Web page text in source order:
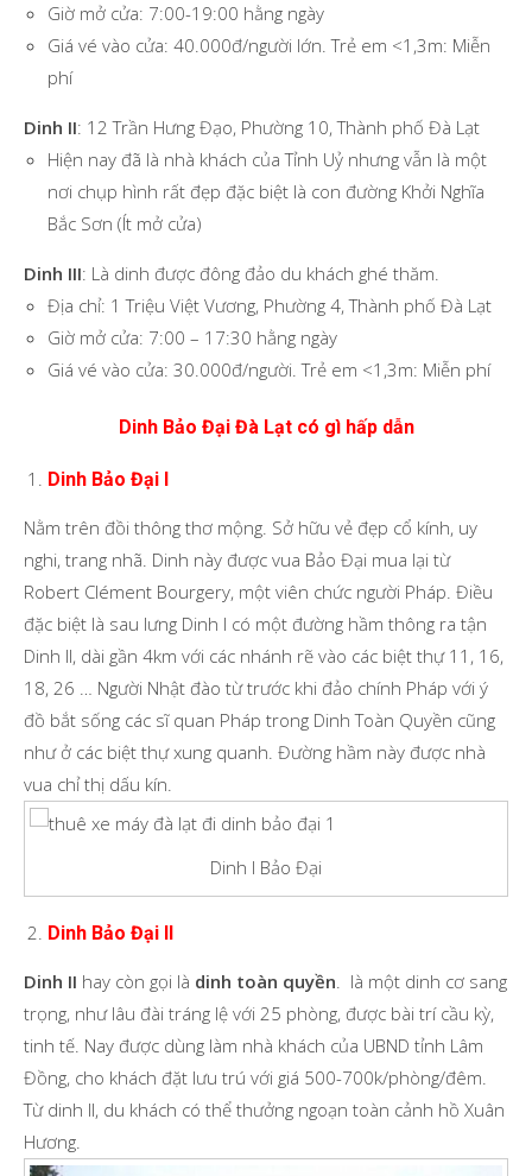
Giờ mở cửa: 7:00-19:00 hằng ngày
Giá vé vào cửa: 40.000đ/người lớn. Trẻ em <1,3m: Miễn
phí
Dinh II: 12 Trần Hưng Đạo, Phường 10, Thành phố Đà Lạt
Hiện nay đã là nhà khách của Tỉnh Uỷ nhưng vẫn là một
nơi chụp hình rất đẹp đặc biệt là con đường Khởi Nghĩa
Bắc Sơn (Ít mở cửa)
Dinh III: Là dinh được đông đảo du khách ghé thăm.
Địa chỉ: 1 Triệu Việt Vương, Phường 4, Thành phố Đà Lạt
Giờ mở cửa: 7:00 – 17:30 hằng ngày
Giá vé vào cửa: 30.000đ/người. Trẻ em <1,3m: Miễn phí
Dinh Bảo Đại Đà Lạt có gì hấp dẫn
Dinh Bảo Đại I
Nằm trên đồi thông thơ mộng. Sở hữu vẻ đẹp cổ kính, uy
nghi, trang nhã. Dinh này được vua Bảo Đại mua lại từ
Robert Clément Bourgery, một viên chức người Pháp. Điều
đặc biệt là sau lưng Dinh I có một đường hầm thông ra tận
Dinh II, dài gần 4km với các nhánh rẽ vào các biệt thự 11, 16,
18, 26 … Người Nhật đào từ trước khi đảo chính Pháp với ý
đồ bắt sống các sĩ quan Pháp trong Dinh Toàn Quyền cũng
như ở các biệt thự xung quanh. Đường hầm này được nhà
vua chỉ thị dấu kín.
Dinh I Bảo Đại
Dinh Bảo Đại II
Dinh II hay còn gọi là dinh toàn quyền . là một dinh cơ sang
trọng, như lâu đài tráng lệ với 25 phòng, được bài trí cầu kỳ,
tinh tế. Nay được dùng làm nhà khách của UBND tỉnh Lâm
Đồng, cho khách đặt lưu trú với giá 500-700k/phòng/đêm.
Từ dinh II, du khách có thể thưởng ngoạn toàn cảnh hồ Xuân
Hương.